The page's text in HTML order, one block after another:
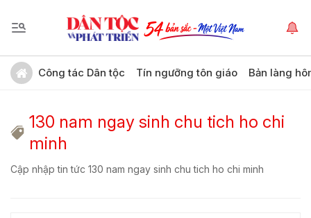
Công tác Dân tộc Tín ngưỡng tôn giáo Bản làng
130 nam ngay sinh chu tich ho chi
minh
Cập nhập tin tức 130 nam ngay sinh chu tich ho chi minh